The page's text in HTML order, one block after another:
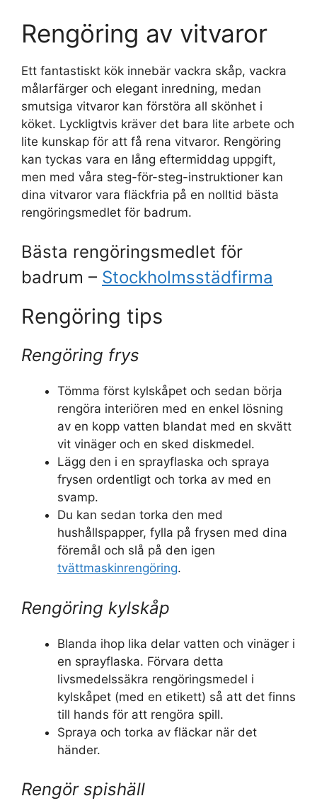
Rengöring av vitvaror
Ett fantastiskt kök innebär vackra skåp, vackra
målarfärger och elegant inredning, medan
smutsiga vitvaror kan förstöra all skönhet i
köket. Lyckligtvis kräver det bara lite arbete och
lite kunskap för att få rena vitvaror. Rengöring
kan tyckas vara en lång eftermiddag uppgift,
men med våra steg-för-steg-instruktioner kan
dina vitvaror vara fläckfria på en nolltid bästa
rengöringsmedlet för badrum.
Bästa rengöringsmedlet för
badrum – Stockholmsstädfirma
Rengöring tips
Rengöring frys
Tömma först kylskåpet och sedan börja
rengöra interiören med en enkel lösning
av en kopp vatten blandat med en skvätt
vit vinäger och en sked diskmedel.
Lägg den i en sprayflaska och spraya
frysen ordentligt och torka av med en
svamp.
Du kan sedan torka den med
hushållspapper, fylla på frysen med dina
föremål och slå på den igen
tvättmaskinrengöring.
Rengöring kylskåp
Blanda ihop lika delar vatten och vinäger i
en sprayflaska. Förvara detta
livsmedelssäkra rengöringsmedel i
kylskåpet (med en etikett) så att det finns
till hands för att rengöra spill.
Spraya och torka av fläckar när det
händer.
Rengör spishäll